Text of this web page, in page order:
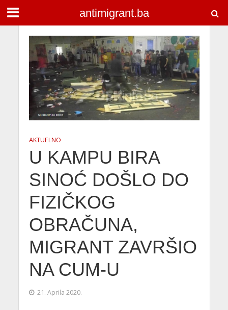
antimigrant.ba
AKTUELNO
U KAMPU BIRA
SINOĆ DOŠLO DO
FIZIČKOG
OBRAČUNA,
MIGRANT ZAVRŠIO
NA CUM-U
21. Aprila 2020.